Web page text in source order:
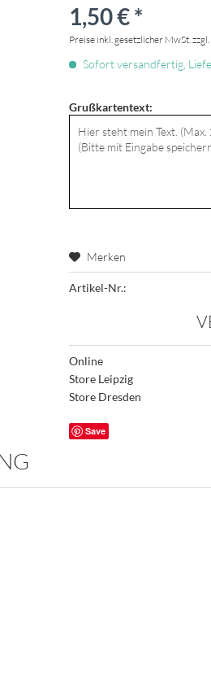
1,50 € *
Preise inkl. gesetzlicher MwSt. zzgl.
Sofort versandfertig,
Grußkartentext:
Merken
Artikel-Nr.:
Online
Store Leipzig
Store Dresden
Save